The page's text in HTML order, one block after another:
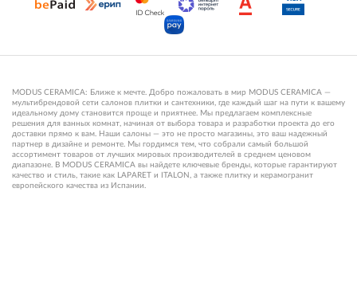
MODUS CERAMICA: Ближе к мечте. Добро пожаловать в мир MODUS CERAMICA —
мультибрендовой сети салонов плитки и сантехники, где каждый шаг на пути к вашему
идеальному дому становится проще и приятнее. Мы предлагаем комплексные
решения для ванных комнат, начиная от выбора товара и разработки проекта до его
доставки прямо к вам. Наши салоны — это не просто магазины, это ваш надежный
партнер в дизайне и ремонте. Мы гордимся тем, что собрали самый большой
ассортимент товаров от лучших мировых производителей в среднем ценовом
диапазоне. В MODUS CERAMICA вы найдете ключевые бренды, которые гарантируют
качество и стиль, такие как LAPARET и ITALON, а также плитку и керамогранит
европейского качества из Испании.